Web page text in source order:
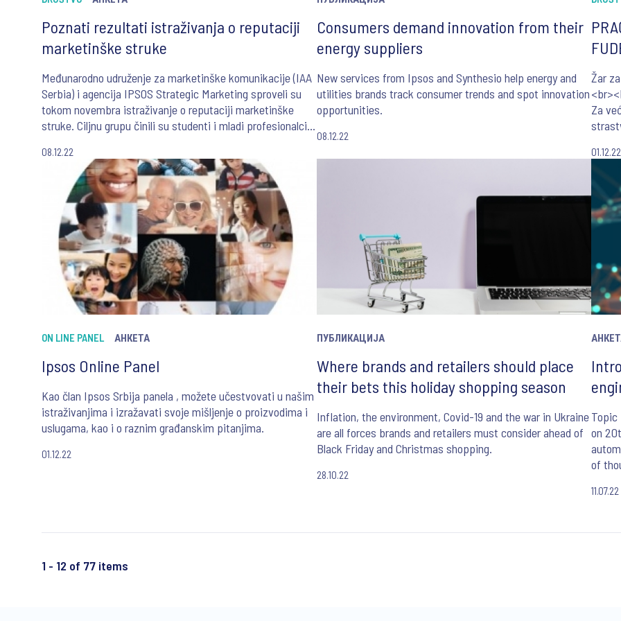
Poznati rezultati istraživanja o reputaciji
marketinške struke
Međunarodno udruženje za marketinške komunikacije (IAA
Serbia) i agencija IPSOS Strategic Marketing sproveli su
tokom novembra istraživanje o reputaciji marketinške
struke. Ciljnu grupu činili su studenti i mladi profesionalci
koji način mlade generacije percipiraju struku, odnosno u
kojoj meri su spremni da svoje karijere započnu ili nastave
08.12.22
Consumers demand innovation from their
energy suppliers
New services from Ipsos and Synthesio help energy and
utilities brands track consumer trends and spot innovation
opportunities.
08.12.22
Žar
Za
01.12.22
ON LINE PANEL АНКЕТА
Ipsos Online Panel
Kao član Ipsos Srbija panela , možete učestvovati u našim
istraživanjima i izražavati svoje mišljenje o proizvodima i
uslugama, kao i o raznim građanskim pitanjima.
01.12.22
ПУБЛИКАЦИЈА
Where brands and retailers should place
their bets this holiday shopping season
Inflation, the environment, Covid-19 and the war in Ukraine
are all forces brands and retailers must consider ahead of
Black Friday and Christmas shopping.
28.10.22
Topic
on
of
11.07.22
1 - 12 of 77 items